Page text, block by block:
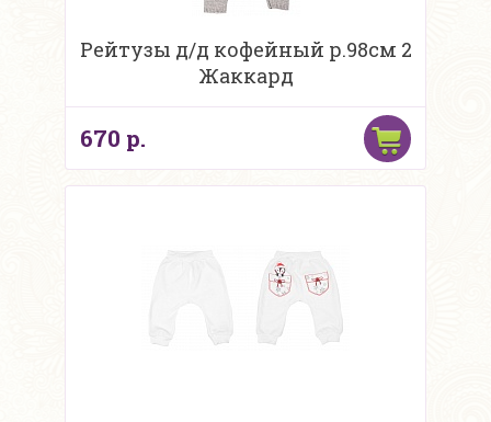
Рейтузы д/д кофейный р.98см 2
Жаккард
670 р.